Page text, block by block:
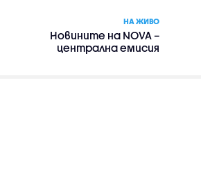
НА ЖИВО
Новините на NOVA –
централна емисия